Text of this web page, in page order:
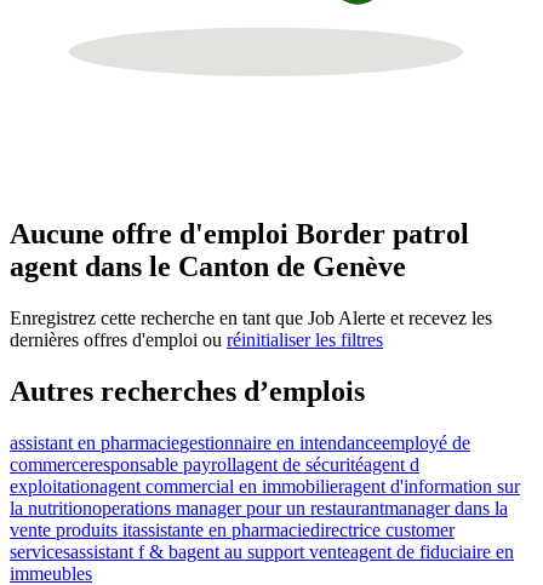
Aucune offre d'emploi Border patrol
agent dans le Canton de Genève
Enregistrez cette recherche en tant que Job Alerte et recevez les
dernières offres d'emploi ou réinitialiser les filtres
Autres recherches d’emplois
assistant en pharmaciegestionnaire en intendanceemployé de
commerceresponsable payrollagent de sécuritéagent d
exploitationagent commercial en immobilieragent d'information sur
la nutritionoperations manager pour un restaurantmanager dans la
vente produits itassistante en pharmaciedirectrice customer
servicesassistant f & bagent au support venteagent de fiduciaire en
immeubles